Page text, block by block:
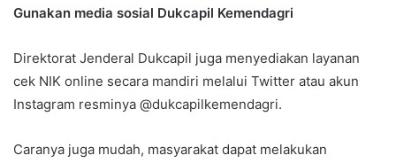
Gunakan media sosial Dukcapil Kemendagri
Direktorat Jenderal Dukcapil juga menyediakan layanan
cek NIK online secara mandiri melalui Twitter atau akun
Instagram resminya @dukcapilkemendagri.
Caranya juga mudah, masyarakat dapat melakukan